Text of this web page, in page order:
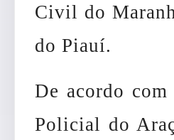
Civil do
do Piauí.
De acordo
Policial do